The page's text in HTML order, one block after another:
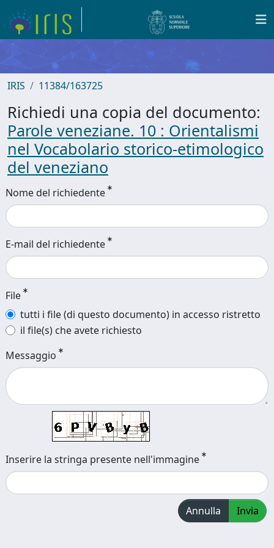
IRIS 11384/163725
Richiedi una copia del documento:
Parole veneziane. 10 : Orientalismi
nel Vocabolario storico-etimologico
del veneziano
Nome del richiedente
E-mail del richiedente
File
tutti i file (di questo documento) in accesso ristretto
il file(s) che avete richiesto
Messaggio
Inserire la stringa presente nell'immagine
Annulla Invia